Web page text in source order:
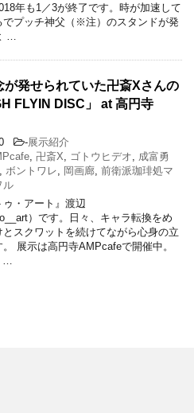
年も1／3が終了です。時が加速して
でプッチ神父（※注）のスタンドが発
…
が発せられていた卍斎Xさんの
FLYIN DISC」 at 高円寺
-展示紹介
卍斎X ゴトウヒデオ
成富勇
ボントワレ 岡画廊 前衛派珈琲処マ
ル
ゥ・アート』渡辺
）です。日々、キャラ転換をめ
とスクワットを続けてながら心身の立
展示は高円寺AMPcafeで開催中。